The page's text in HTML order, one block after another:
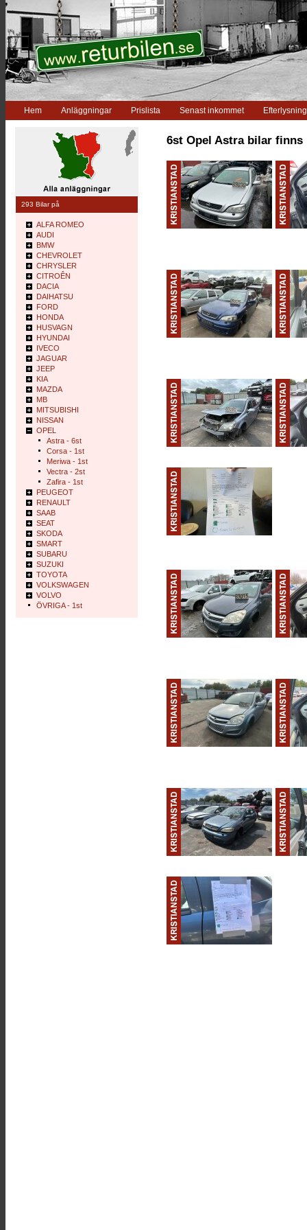
Hem Anläggningar Prislista Senast inkommet Efterlysning
6st Opel Astra bilar finns
293 Bilar på
ALFA ROMEO
AUDI
BMW
CHEVROLET
CHRYSLER
CITROÊN
DACIA
DAIHATSU
FORD
HONDA
HUSVAGN
HYUNDAI
IVECO
JAGUAR
JEEP
KIA
MAZDA
MB
MITSUBISHI
NISSAN
OPEL
Astra - 6st
Corsa - 1st
Meriwa - 1st
Vectra - 2st
Zafira - 1st
PEUGEOT
RENAULT
SAAB
SEAT
SKODA
SMART
SUBARU
SUZUKI
TOYOTA
VOLKSWAGEN
VOLVO
ÖVRIGA - 1st